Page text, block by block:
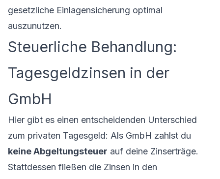
gesetzliche Einlagensicherung optimal
auszunutzen.
Steuerliche Behandlung:
Tagesgeldzinsen in der
GmbH
Hier gibt es einen entscheidenden Unterschied
zum privaten Tagesgeld: Als GmbH zahlst du
keine Abgeltungsteuer auf deine Zinserträge.
Stattdessen fließen die Zinsen in den